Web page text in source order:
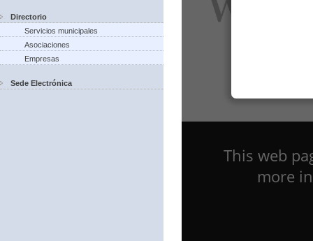
Directorio
Servicios municipales
Asociaciones
Empresas
Sede Electrónica